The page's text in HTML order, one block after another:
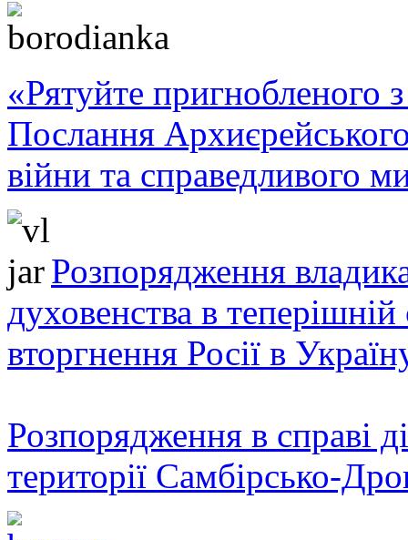
«Рятуйте пригнобленого
Послання
війни та справедливого
Розпорядження
духовенства в теперішній
вторгнення Росії в
Розпорядження в справі
території Самбірсько-